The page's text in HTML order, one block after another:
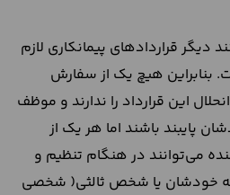
دیگر قراردادهای پیمانکاری لازم
بنابراین هیچ یک از سفارش
این قرارداد را ندارند و موظف
پایبند باشند اما هر یک از
می‌توانند در هنگام تنظیم و
که خودشان یا شخص ثالثی( شخصی